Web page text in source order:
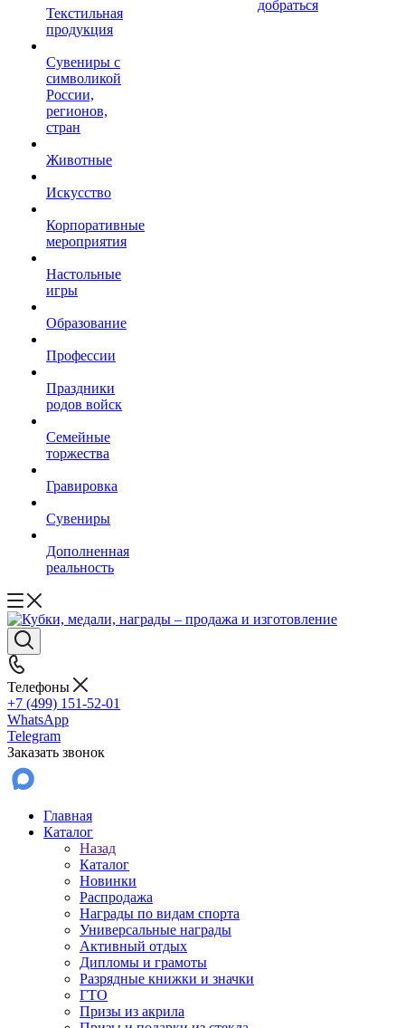
Текстильная
продукция
Сувениры с
символикой
России,
регионов,
стран
Животные
Искусство
Корпоративные
мероприятия
Настольные
игры
Образование
Профессии
Праздники
родов войск
Семейные
торжества
Гравировка
Сувениры
Дополненная
реальность
добраться
Телефоны
+7 (499) 151-52-01
WhatsApp
Telegram
Заказать звонок
Главная
Каталог
Назад
Каталог
Новинки
Распродажа
Награды по видам спорта
Универсальные награды
Активный отдых
Дипломы и грамоты
Разрядные книжки и значки
ГТО
Призы из акрила